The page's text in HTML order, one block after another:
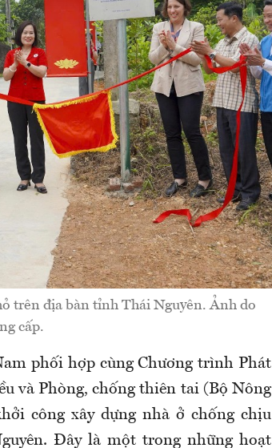
trên địa bàn tỉnh Thái Nguyên. Ảnh do
cấp.
phối hợp cùng Chương trình Phát
và Phòng, chống thiên tai (Bộ Nông
công xây dựng nhà ở chống chịu
Đây là một trong những hoạt